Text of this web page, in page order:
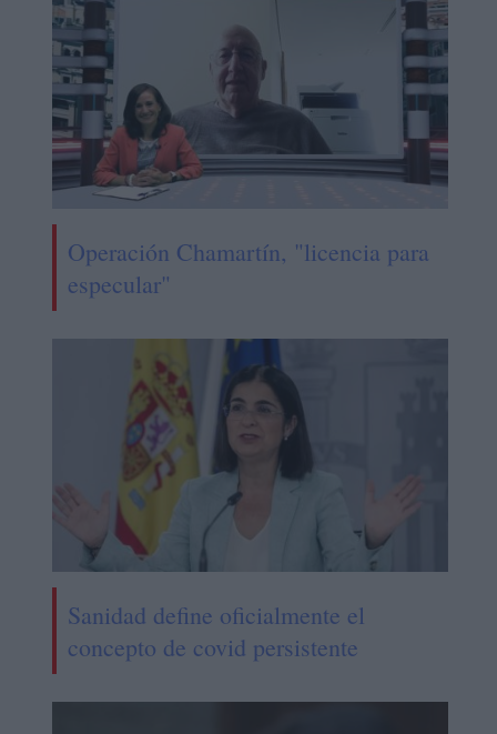
Operación Chamartín, "licencia para
especular"
Sanidad define oficialmente el
concepto de covid persistente